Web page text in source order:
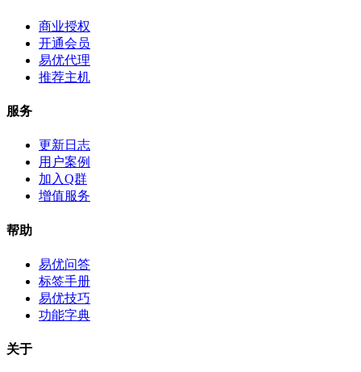
商业授权
开通会员
易优代理
推荐主机
服务
更新日志
用户案例
加入Q群
增值服务
帮助
易优问答
标签手册
易优技巧
功能字典
关于